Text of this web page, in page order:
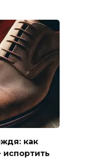
как
испортить